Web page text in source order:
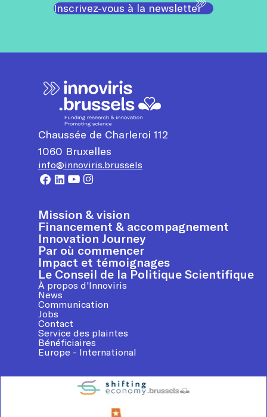
Inscrivez-vous à la newsletter
Chaussée de Charleroi 112
1060 Bruxelles
info@innoviris.brussels
Mission & vision
Financement & accompagnement
Innovation Journey
Par où commencer
Impact et témoignages
Le Conseil de la Politique Scientifique
À propos d'Innoviris
News
Communication
Jobs
Contact
Service des plaintes
Bénéficiaires
Europe - International